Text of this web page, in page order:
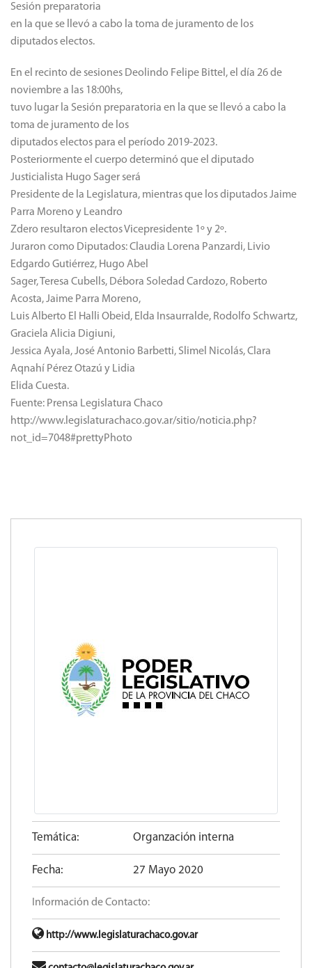
Sesión preparatoria
en la que se llevó a cabo la toma de juramento de los
diputados electos.
En el recinto de sesiones Deolindo Felipe Bittel, el día 26 de
noviembre a las 18:00hs,
tuvo lugar la Sesión preparatoria en la que se llevó a cabo la
toma de juramento de los
diputados electos para el período 2019-2023.
Posteriormente el cuerpo determinó que el diputado
Justicialista Hugo Sager será
Presidente de la Legislatura, mientras que los diputados Jaime
Parra Moreno y Leandro
Zdero resultaron electos Vicepresidente 1º y 2º.
Juraron como Diputados: Claudia Lorena Panzardi, Livio
Edgardo Gutiérrez, Hugo Abel
Sager, Teresa Cubells, Débora Soledad Cardozo, Roberto
Acosta, Jaime Parra Moreno,
Luis Alberto El Halli Obeid, Elda Insaurralde, Rodolfo Schwartz,
Graciela Alicia Digiuni,
Jessica Ayala, José Antonio Barbetti, Slimel Nicolás, Clara
Aqnahí Pérez Otazú y Lidia
Elida Cuesta.
Fuente: Prensa Legislatura Chaco
http://www.legislaturachaco.gov.ar/sitio/noticia.php?
not_id=7048#prettyPhoto
Temática: Organzación interna
Fecha: 27 Mayo 2020
Información de Contacto:
http://www.legislaturachaco.gov.ar